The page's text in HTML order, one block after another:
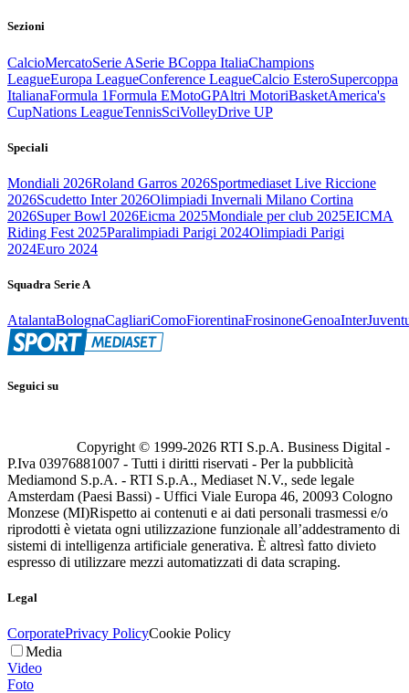
Sezioni
CalcioMercatoSerie ASerie BCoppa ItaliaChampions
LeagueEuropa LeagueConference LeagueCalcio EsteroSupercoppa
ItalianaFormula 1Formula EMotoGPAltri MotoriBasketAmerica's
CupNations LeagueTennisSciVolleyDrive UP
Speciali
Mondiali 2026Roland Garros 2026Sportmediaset Live Riccione
2026Scudetto Inter 2026Olimpiadi Invernali Milano Cortina
2026Super Bowl 2026Eicma 2025Mondiale per club 2025EICMA
Riding Fest 2025Paralimpiadi Parigi 2024Olimpiadi Parigi
2024Euro 2024
Squadra Serie A
AtalantaBolognaCagliariComoFiorentinaFrosinoneGenoaInter
Seguici su
Copyright © 1999-2026 RTI S.p.A. Business Digital -
P.Iva 03976881007 - Tutti i diritti riservati - Per la pubblicità
Mediamond S.p.A. - RTI S.p.A., Mediaset N.V., sede legale
Amsterdam (Paesi Bassi) - Uffici Viale Europa 46, 20093 Cologno
Monzese (MI)Rispetto ai contenuti e ai dati personali trasmessi e/o
riprodotti è vietata ogni utilizzazione funzionale all’addestramento di
sistemi di intelligenza artificiale generativa. È altresì fatto divieto
espresso di utilizzare mezzi automatizzati di data scraping.
Legal
CorporatePrivacy PolicyCookie Policy
Media
Video
Foto